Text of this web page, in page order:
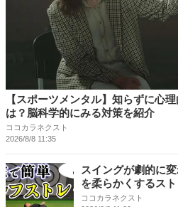
【スポーツメンタル】知らずに心
は？脳科学的にみる対策を紹介
ココカラネクスト
2026/8/8 11:35
スイングが劇的に
を柔らかくするスト
ココカラネクスト